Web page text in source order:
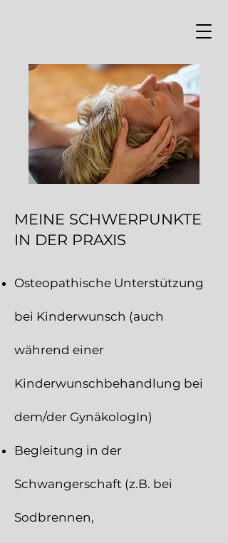
MEINE SCHWERPUNKTE
IN DER PRAXIS
Osteopathische Unterstützung
bei Kinderwunsch (auch
während einer
Kinderwunschbehandlung bei
dem/der GynäkologIn)
Begleitung in der
Schwangerschaft (z.B. bei
Sodbrennen,